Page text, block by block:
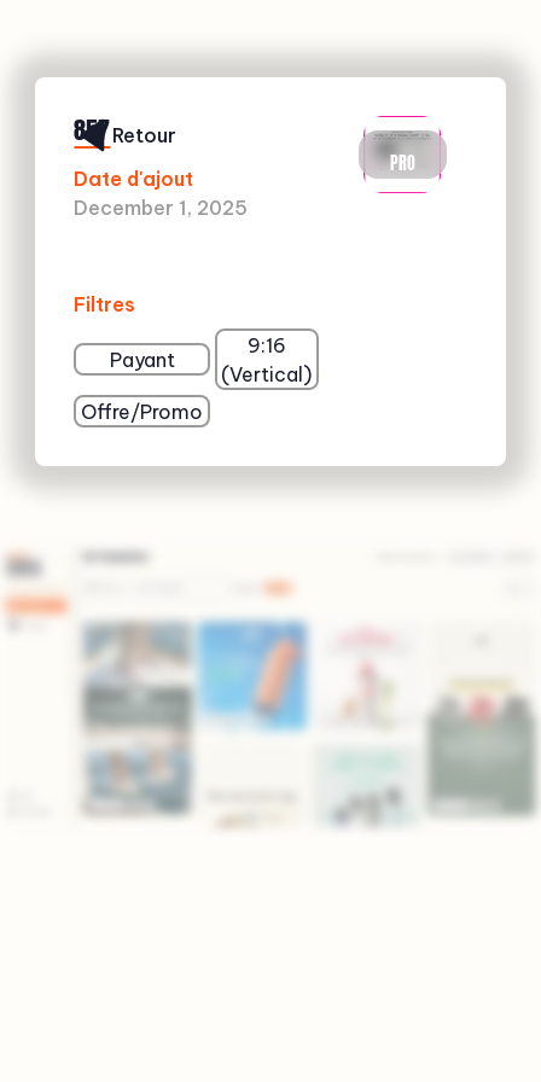
857
Date d'ajout
December 1, 2025
Filtres
Payant
9:16
(Vertical)
Offre/Promo
PRO
Retour